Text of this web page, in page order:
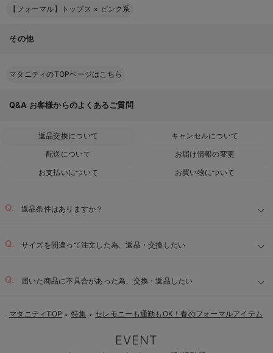
【フォーマル】トップス × ピンク系
その他
マタニティのTOPページはこちら
Q&A お客様からのよくあるご質問
返品交換について
キャンセルについて
配送について
お届け情報の変更
お支払いについて
お買い物について
返品条件はありますか？
サイズを間違って注文した為、返品・交換したい
届いた商品に不具合があった為、交換・返品したい
マタニティTOP ＞ 特集 ＞ セレモニーも通勤もOK！春のフォーマルアイテム
EVENT